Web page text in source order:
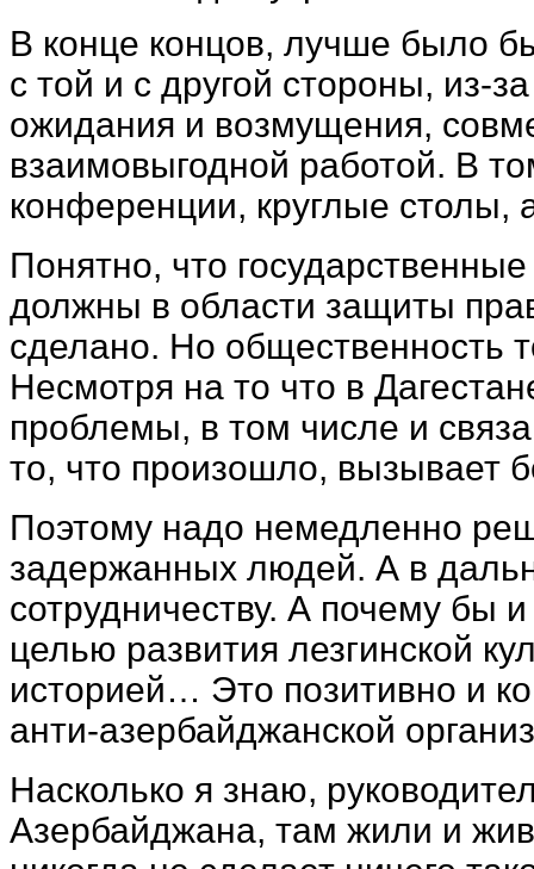
В конце концов, лучше было
с той и с другой стороны, из-
ожидания и возмущения,
взаимовыгодной работой. В
конференции, круглые столы,
Понятно, что
должны в области защиты
сделано. Но общественность
Несмотря на то что в
проблемы, в том числе и
то, что произошло, вызывает
Поэтому надо немедленно
задержанных людей. А в
сотрудничеству. А почему бы
целью развития лезгинской
историей… Это позитивно и
анти-азербайджанской
Насколько я знаю,
Азербайджана, там жили и